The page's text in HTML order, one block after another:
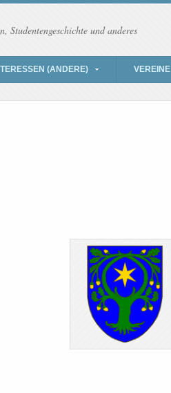
Studentengeschichte und anderes
(ANDERE) VEREINE